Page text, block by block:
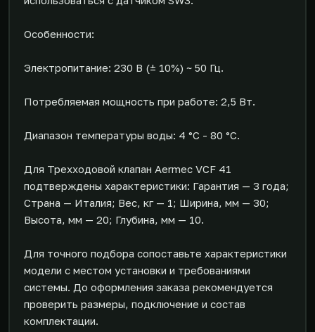
Особенности:
Электропитание: 230 В (± 10%) ~ 50 Гц.
Потребляемая мощность при работе: 2,5 Вт.
Диапазон температуры воды: 4 °C - 80 °C.
Для Трехходовой клапан Aermec VCF 41
подтверждены характеристики: Гарантия — 3 года;
Страна — Италия; Вес, кг — 1; Ширина, мм — 30;
Высота, мм — 20; Глубина, мм — 10.
Для точного подбора сопоставьте характеристики
модели с местом установки и требованиями
системы. До оформления заказа рекомендуется
проверить размеры, подключение и состав
комплектации.